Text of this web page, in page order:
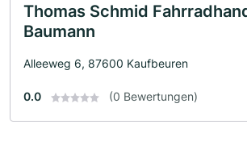
Thomas Schmid
Baumann
Alleeweg 6, 87600 Kaufbeuren
0.0 (0 Bewertungen)